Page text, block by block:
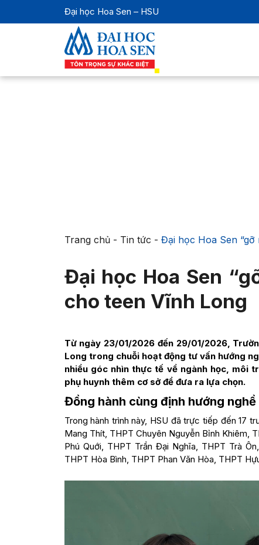
Đại học Hoa Sen – HSU
Trang chủ- Tin tức - Đại học Hoa Sen
Đại học Hoa Sen
cho teen Vĩnh Long
Từ ngày 23/01/2026 đến 29/01/2026,
Long trong chuỗi hoạt động tư vấn hướng
nhiều góc nhìn thực tế về ngành học, môi
phụ huynh thêm cơ sở để đưa ra lựa chọn.
Đồng hành cùng định hướng
Trong hành trình này, HSU đã trực tiếp đến 17
Mang Thít, THPT Chuyên Nguyễn Bỉnh Khiêm,
Phú Quới, THPT Trần Đại Nghĩa, THPT Trà
THPT Hòa Bình, THPT Phan Văn Hòa, THPT